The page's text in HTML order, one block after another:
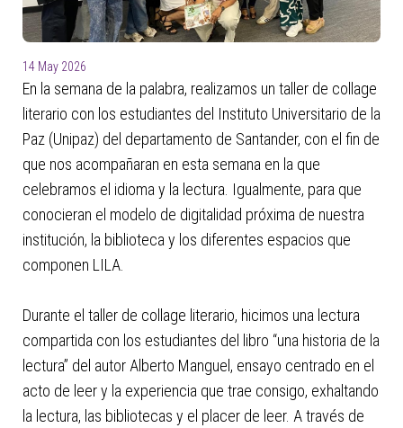
14 May 2026
En la semana de la palabra, realizamos un taller de collage
literario con los estudiantes del Instituto Universitario de la
Paz (Unipaz) del departamento de Santander, con el fin de
que nos acompañaran en esta semana en la que
celebramos el idioma y la lectura. Igualmente, para que
conocieran el modelo de digitalidad próxima de nuestra
institución, la biblioteca y los diferentes espacios que
componen LILA.
Durante el taller de collage literario, hicimos una lectura
compartida con los estudiantes del libro “una historia de la
lectura” del autor Alberto Manguel, ensayo centrado en el
acto de leer y la experiencia que trae consigo, exhaltando
la lectura, las bibliotecas y el placer de leer. A través de